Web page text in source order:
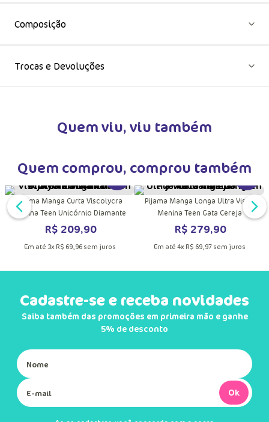
Composição
Trocas e Devoluções
Quem viu, viu também
INFORMAÇÕES DO PRODUTOVER MAIS INFORMAÇÕES DO
Teen Unicórnio Diamante
R$349,90
Em até5xR$ 69,98sem juros
Menina Unicórnio Diamante
R$249,90
Em até4xR$ 62,47sem juros
Quem comprou, comprou também
INFORMAÇÕES DO PRODUTOVER MAIS INFORMAÇÕES DO
Pijama Manga Curta Viscolycra
R$209,90
Em até3xR$69,96sem juros
Pijama Manga Longa Ultra Visco
R$279,90
Em até4xR$ 69,97sem juros
Cadastre-se e receba novidades
Saiba também das promoções em primeira mão e ganhe